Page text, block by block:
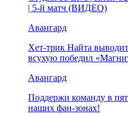
| 5-й матч (ВИДЕО)
Авангард
Хет-трик Найта
всухую победил
Авангард
Поддержи команду в
наших фан-зонах!